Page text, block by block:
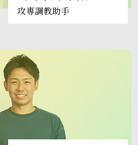
攻専調教助手